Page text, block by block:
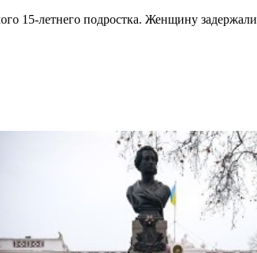
15-летнего подростка. Женщину